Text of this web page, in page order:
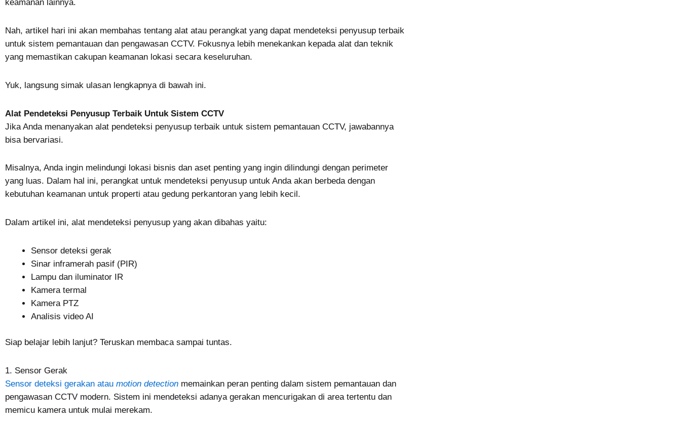
keamanan lainnya.
Nah, artikel hari ini akan membahas tentang alat atau perangkat yang dapat mendeteksi penyusup terbaik
untuk sistem pemantauan dan pengawasan CCTV. Fokusnya lebih menekankan kepada alat dan teknik
yang memastikan cakupan keamanan lokasi secara keseluruhan.
Yuk, langsung simak ulasan lengkapnya di bawah ini.
Alat Pendeteksi Penyusup Terbaik Untuk Sistem CCTV
Jika Anda menanyakan alat pendeteksi penyusup terbaik untuk sistem pemantauan CCTV, jawabannya
bisa bervariasi.
Misalnya, Anda ingin melindungi lokasi bisnis dan aset penting yang ingin dilindungi dengan perimeter
yang luas. Dalam hal ini, perangkat untuk mendeteksi penyusup untuk Anda akan berbeda dengan
kebutuhan keamanan untuk properti atau gedung perkantoran yang lebih kecil.
Dalam artikel ini, alat mendeteksi penyusup yang akan dibahas yaitu:
Sensor deteksi gerak
Sinar inframerah pasif (PIR)
Lampu dan iluminator IR
Kamera termal
Kamera PTZ
Analisis video AI
Siap belajar lebih lanjut? Teruskan membaca sampai tuntas.
1. Sensor Gerak
Sensor deteksi gerakan atau motion detection memainkan peran penting dalam sistem pemantauan dan
pengawasan CCTV modern. Sistem ini mendeteksi adanya gerakan mencurigakan di area tertentu dan
memicu kamera untuk mulai merekam.